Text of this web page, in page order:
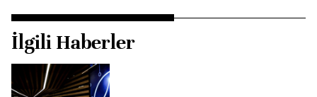
İlgili Haberler